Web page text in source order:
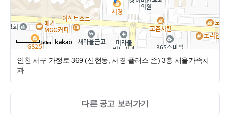
중하는 분위기의 병원입니다.
현재 1~6년차가 연차별로 1~2명씩 있어 분위기가 좋은 병원
이며,
과에 관심있는 분과 잘 맞을 것 같습니다.
현재 1~9년차 선생님 한 분 더 구인 중이니 많은 관심 부탁드
립니다^^
대표원장님은 서울대학교를 졸업하고 서울대치과병원 보철
50m
인천 서구 가정로 369 (신현동, 서경 플러스 존) 3층 서울가족치
과
다른 공고 보러가기